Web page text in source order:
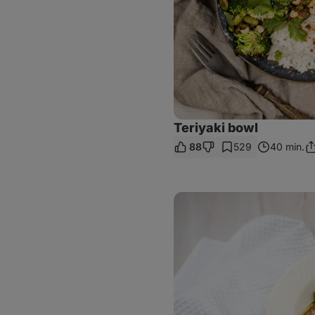
Teriyaki bowl
88 529 40 min.
Špagety